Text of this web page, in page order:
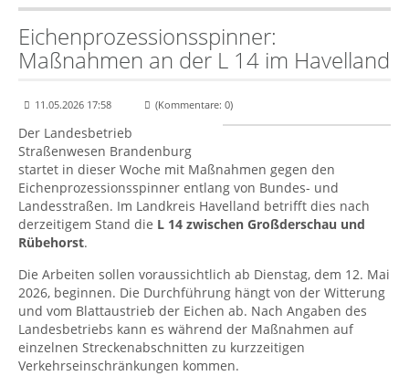
Eichenprozessionsspinner:
Maßnahmen an der L 14 im Havelland
11.05.2026 17:58 (Kommentare: 0)
Der Landesbetrieb
Straßenwesen Brandenburg
startet in dieser Woche mit Maßnahmen gegen den
Eichenprozessionsspinner entlang von Bundes- und
Landesstraßen. Im Landkreis Havelland betrifft dies nach
derzeitigem Stand die L 14 zwischen Großderschau und
Rübehorst.
Die Arbeiten sollen voraussichtlich ab Dienstag, dem 12. Mai
2026, beginnen. Die Durchführung hängt von der Witterung
und vom Blattaustrieb der Eichen ab. Nach Angaben des
Landesbetriebs kann es während der Maßnahmen auf
einzelnen Streckenabschnitten zu kurzzeitigen
Verkehrseinschränkungen kommen.